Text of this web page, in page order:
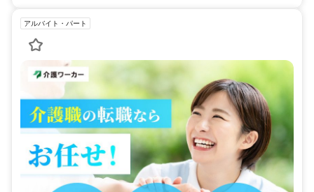
アルバイト・パート